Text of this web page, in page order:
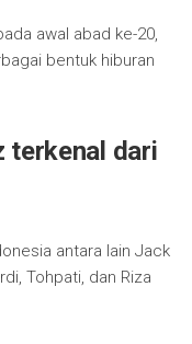
awal abad ke-20,
bentuk hiburan
terkenal dari
antara lain Jack
Tohpati, dan Riza